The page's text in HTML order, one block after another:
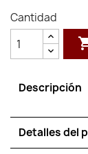
Cantidad
Descripción
Detalles del